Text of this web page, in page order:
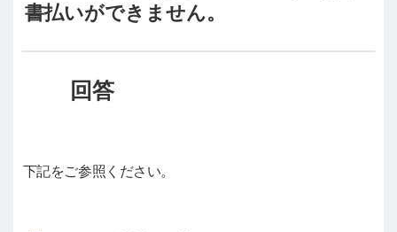
書払いができません。
下記をご参照ください。